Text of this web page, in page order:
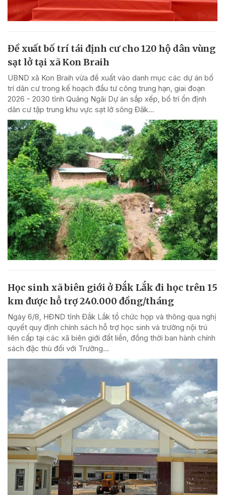
Đề xuất bố trí tái định cư cho 120 hộ dân vùng
sạt lở tại xã Kon Braih
UBND xã Kon Braih vừa đề xuất vào danh mục các dự án bố
trí dân cư trong kế hoạch đầu tư công trung hạn, giai đoạn
2026 - 2030 tỉnh Quảng Ngãi Dự án sắp xếp, bố trí ổn định
dân cư tập trung khu vực sạt lở sông Đăk...
Học sinh xã biên giới ở Đắk Lắk đi học trên 15
km được hỗ trợ 240.000 đồng/tháng
Ngày 6/8, HĐND tỉnh Đắk Lắk tổ chức họp và thông qua nghị
quyết quy định chính sách hỗ trợ học sinh và trường nội trú
liên cấp tại các xã biên giới đất liền, đồng thời ban hành chính
sách đặc thù đối với Trường...